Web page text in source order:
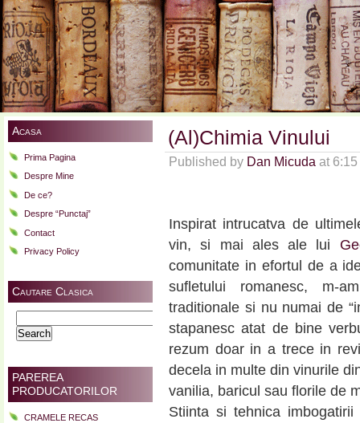
Acasa
Prima Pagina
Despre Mine
De ce?
Despre “Punctaj”
Contact
Privacy Policy
Cautare Clasica
for:
PAREREA
PRODUCATORILOR
CRAMELE RECAS
(Al)Chimia Vinului
Published by Dan Micuda at
Inspirat intrucatva de
vin, si mai ales ale lui
comunitate in efortul de a
sufletului romanesc, m-
traditionale si nu numai de
stapanesc atat de bine
rezum doar in a trece in
decela in multe din vinurile
vanilia, baricul sau florile de
Stiinta si tehnica